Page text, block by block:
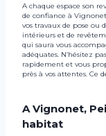
A chaque espace son
de confiance à
vos travaux de pose ou
intérieurs et de
qui saura vous
adéquates. N’hésitez
rapidement et vous
près à vos attentes. Ce
A Vignonet,
habitat